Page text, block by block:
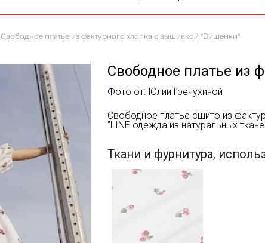
Свободное платье из фактурного хлопка с вышивкой "Вишенки"
Свободное платье из
Фото от: Юлии Гречухиной
Свободное платье сшито из
"LINE одежда из натуральных
Ткани и фурнитура,